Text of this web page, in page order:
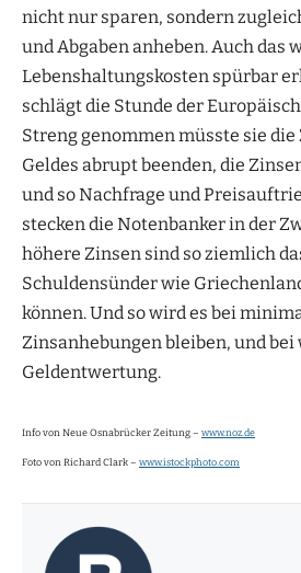
nicht nur sparen, sondern
und Abgaben anheben. Auch das
Lebenshaltungskosten spürbar
schlägt die Stunde der
Streng genommen müsste sie
Geldes abrupt beenden, die
und so Nachfrage und
stecken die Notenbanker in der
höhere Zinsen sind so ziemlich
Schuldensünder wie
können. Und so wird es bei
Zinsanhebungen bleiben, und
Geldentwertung.
Info von Neue Osnabrücker Zeitung – www.noz.de
Foto von Richard Clark – www.istockphoto.com